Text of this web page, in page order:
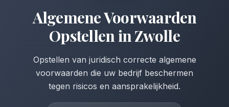
Algemene Voorwaarden
OpstelleninZwolle
Opstellen van juridisch correcte algemene
voorwaarden die uw bedrijf beschermen
tegen risicos en aansprakelijkheid.